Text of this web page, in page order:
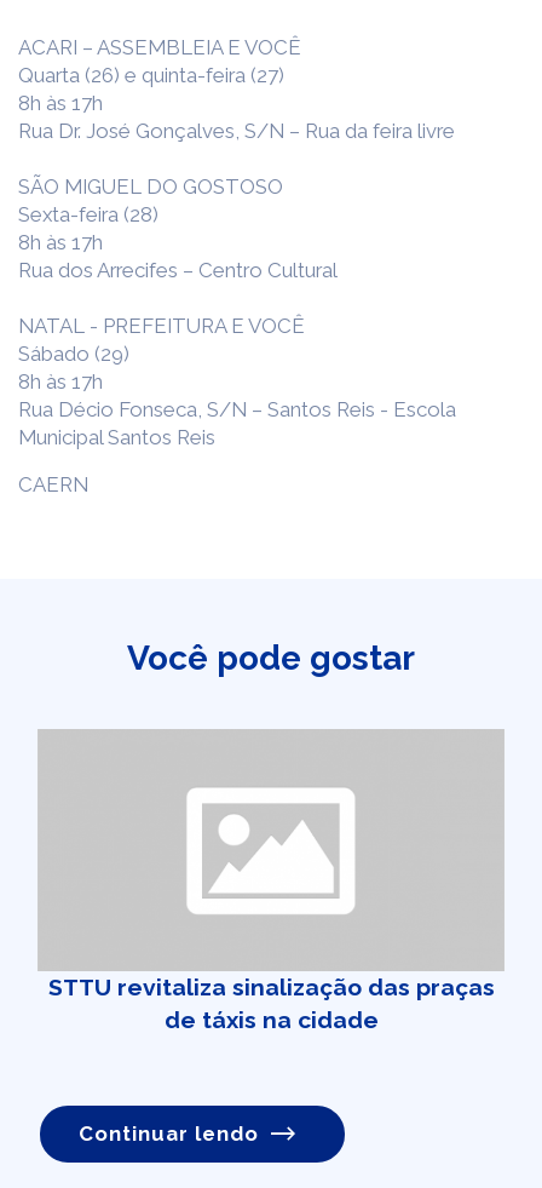
ACARI – ASSEMBLEIA E VOCÊ
Quarta (26) e quinta-feira (27)
8h às 17h
Rua Dr. José Gonçalves, S/N – Rua da feira livre
SÃO MIGUEL DO GOSTOSO
Sexta-feira (28)
8h às 17h
Rua dos Arrecifes – Centro Cultural
NATAL - PREFEITURA E VOCÊ
Sábado (29)
8h às 17h
Rua Décio Fonseca, S/N – Santos Reis - Escola
Municipal Santos Reis
CAERN
Você pode gostar
STTU revitaliza sinalização das praças
de táxis na cidade
Continuar lendo